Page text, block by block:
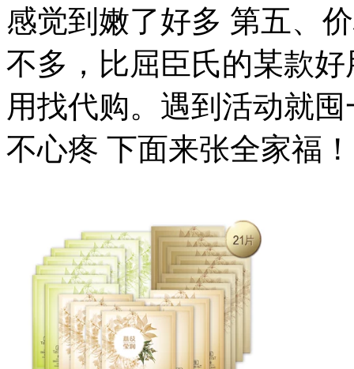
感觉到嫩了好多 第五、
不多，比屈臣氏的某款
用找代购。遇到活动就
不心疼 下面来张全家福！